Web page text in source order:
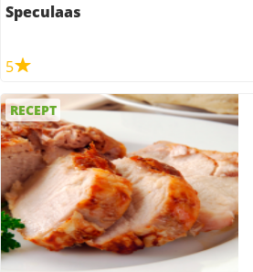
Speculaas
5
RECEPT